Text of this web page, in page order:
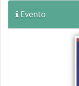
Evento